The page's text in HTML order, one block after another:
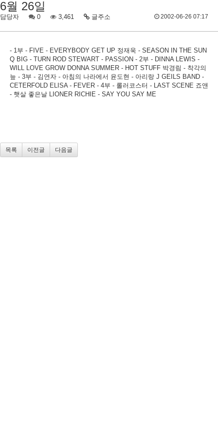
6월 26일
담당자 0 3,461 글주소 2002-06-26 07:17
- 1부 - FIVE - EVERYBODY GET UP 정재욱 - SEASON IN THE SUN
Q BIG - TURN ROD STEWART - PASSION - 2부 - DINNA LEWIS -
WILL LOVE GROW DONNA SUMMER - HOT STUFF 박경림 - 착각의
늪 - 3부 - 김연자 - 아침의 나라에서 윤도현 - 아리랑 J GEILS BAND -
CETERFOLD ELISA - FEVER - 4부 - 롤러코스터 - LAST SCENE 죠앤
- 햇살 좋은날 LIONER RICHIE - SAY YOU SAY ME
목록 이전글 다음글